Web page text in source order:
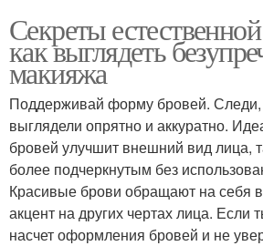
Секреты
как выглядеть
макияжа
Поддерживай форму бровей. Следи,
выглядели опрятно и аккуратно.
бровей улучшит внешний вид лица,
более подчеркнутым без
Красивые брови обращают на себя
акцент на других чертах лица.
насчет оформления бровей и не